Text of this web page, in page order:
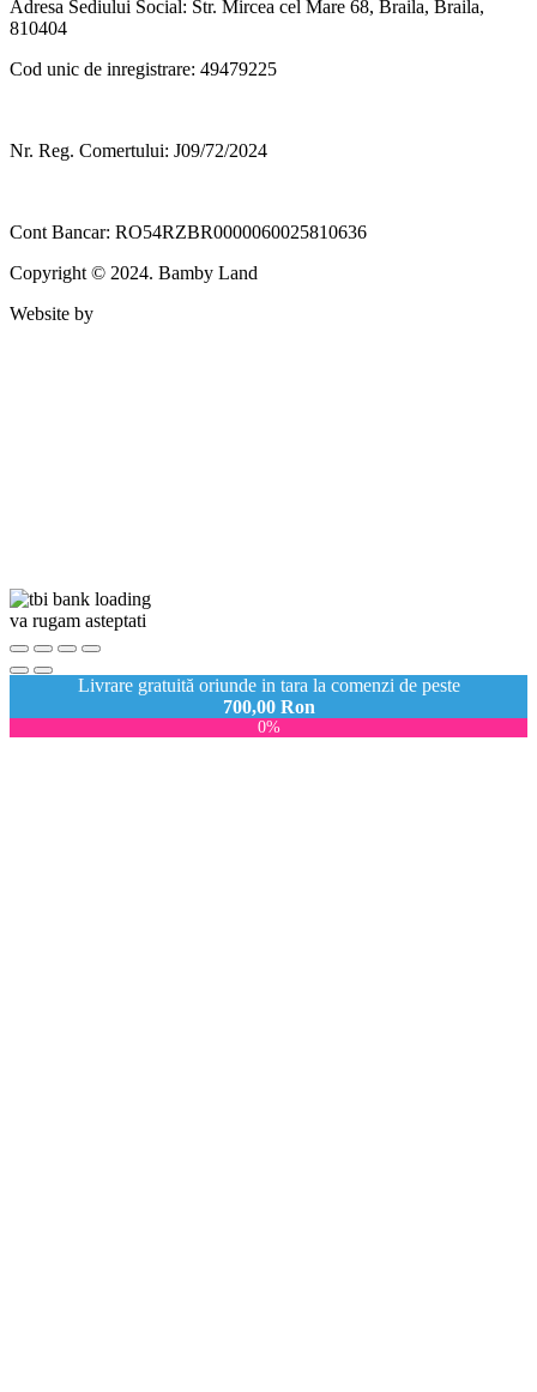
Adresa Sediului Social: Str. Mircea cel Mare 68, Braila, Braila,
810404
Cod unic de inregistrare: 49479225
Nr. Reg. Comertului: J09/72/2024
Cont Bancar: RO54RZBR0000060025810636
Copyright © 2024. Bamby Land
Website by
va rugam asteptati
Livrare gratuită oriunde in tara la comenzi de peste
700,00 Ron
0%